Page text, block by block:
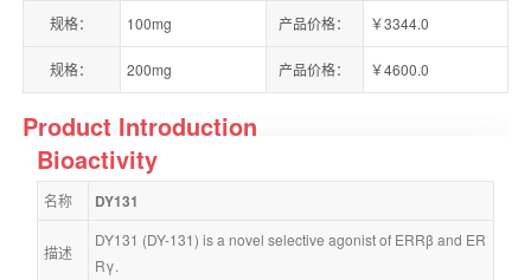
规格： 100mg 产品价格： ￥3344.0
规格： 200mg 产品价格： ￥4600.0
Product Introduction
Bioactivity
名称 DY131
描述
DY131 (DY-131) is a novel selective agonist of ERRβ and ER
Rγ.